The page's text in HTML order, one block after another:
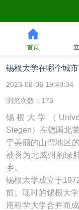
首页
锡根大学在哪个城市
2023-08-06 19:40:34
浏览次数：175
锡根大学（
Siegen）在德国北
于美丽的山峦地区
被誉为北威州的绿
乡。
锡根大学成立于
前。现时的锡根大
用科学大学合并而